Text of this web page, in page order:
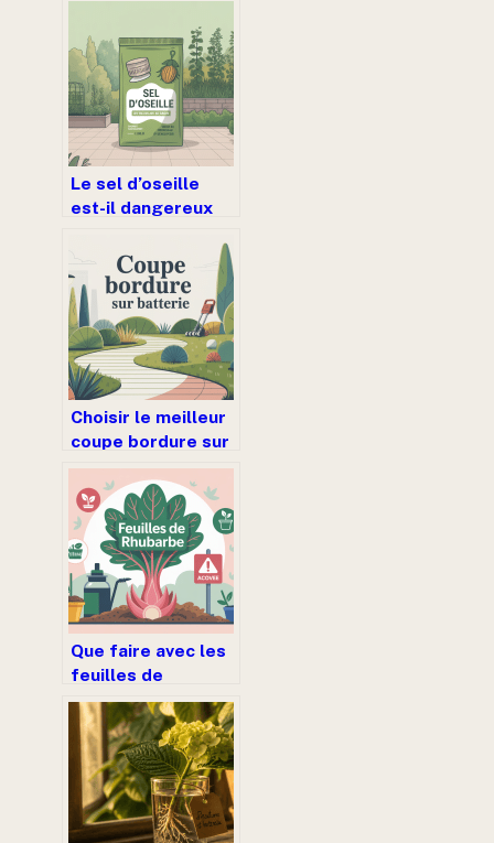
Le sel d’oseille
est-il dangereux
peut-il aider au
jardin ?
Choisir le meilleur
coupe bordure sur
batterie pour votre
jardin
Que faire avec les
feuilles de
rhubarbe : idées,
sécurité et
astuces zéro
déchet